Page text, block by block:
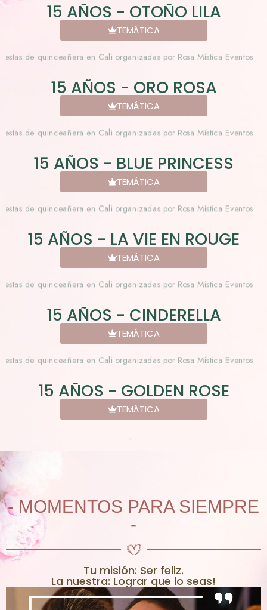
15 AÑOS - OTOÑO LILA
TEMÁTICA
15 AÑOS - ORO ROSA
TEMÁTICA
15 AÑOS - BLUE PRINCESS
TEMÁTICA
15 AÑOS - LA VIE EN ROUGE
TEMÁTICA
15 AÑOS - CINDERELLA
TEMÁTICA
15 AÑOS - GOLDEN ROSE
TEMÁTICA
- MOMENTOS PARA SIEMPRE
-
Tu misión: Ser feliz.
La nuestra: Lograr que lo seas!